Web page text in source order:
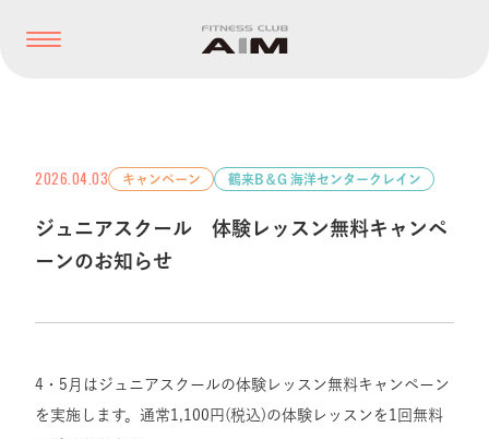
2026.04.03 キャンペーン 鶴来B＆G 海洋センタークレイン
ジュニアスクール 体験レッスン無料キャンペ
ーンのお知らせ
4・5月はジュニアスクールの体験レッスン無料キャンペーン
を実施します。通常1,100円(税込)の体験レッスンを1回無料